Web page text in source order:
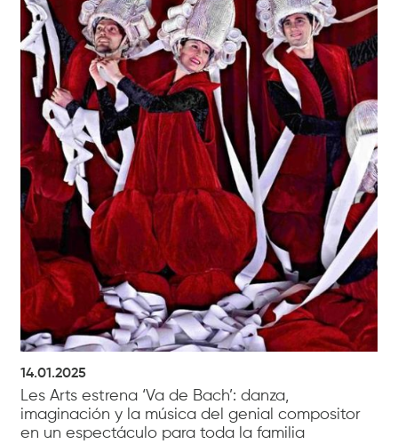
14.01.2025
Les Arts estrena ‘Va de Bach’: danza,
imaginación y la música del genial compositor
en un espectáculo para toda la familia